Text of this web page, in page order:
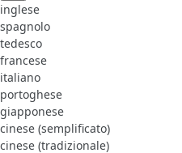
inglese
spagnolo
tedesco
francese
italiano
portoghese
giapponese
cinese (semplificato)
cinese (tradizionale)